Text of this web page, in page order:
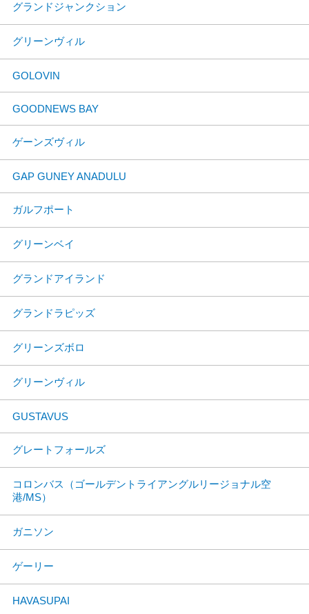
グランドジャンクション
グリーンヴィル
GOLOVIN
GOODNEWS BAY
ゲーンズヴィル
GAP GUNEY ANADULU
ガルフポート
グリーンベイ
グランドアイランド
グランドラピッズ
グリーンズボロ
グリーンヴィル
GUSTAVUS
グレートフォールズ
コロンバス（ゴールデントライアングルリージョナル空
港/MS）
ガニソン
ゲーリー
HAVASUPAI